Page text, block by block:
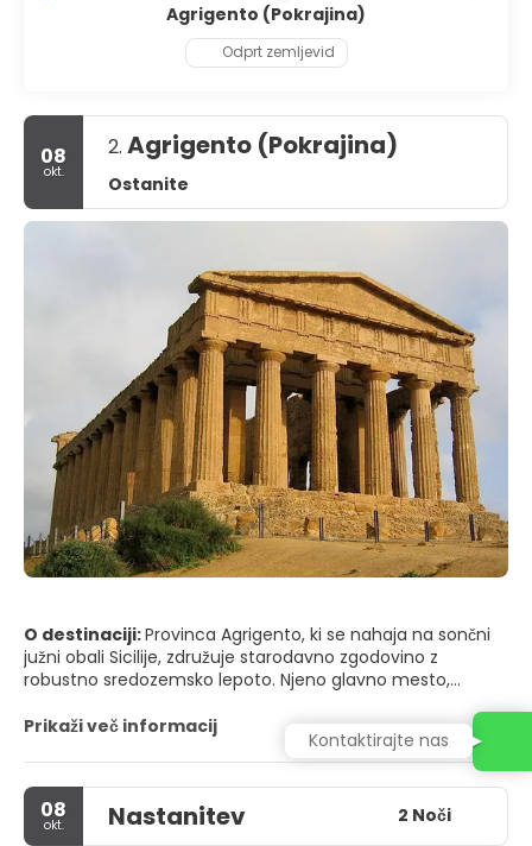
Agrigento (Pokrajina)
Odprt zemljevid
08
okt.
2. Agrigento (Pokrajina)
Ostanite
O destinaciji:Provinca Agrigento, ki se nahaja na sončni
južni obali Sicilije, združuje starodavno zgodovino z
robustno sredozemsko lepoto. Njeno glavno mesto,
ulic, baročnih cerkva in razglednih točk, ki se odpirajo na
valovite doline in bleščečo obalo. Daleč od urbanih središč
je provinca posejana z oljčnimi nasadi, vinogradi in
majhnimi vasmi, kjer tradicionalno sicilijansko življenje še
vedno narekuje tempo.
Prikaži več informacij
08
okt. Nastanitev 2 Noči
Kontaktirajte nas